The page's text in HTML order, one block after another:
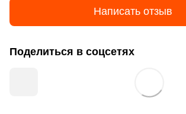
Написать отзыв
Поделиться в соцсетях